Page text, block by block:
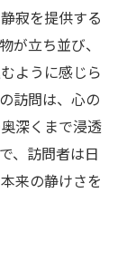
寂を提供する
が立ち並び、
ように感じら
訪問は、心の
深くまで浸透
、訪問者は日
来の静けさを